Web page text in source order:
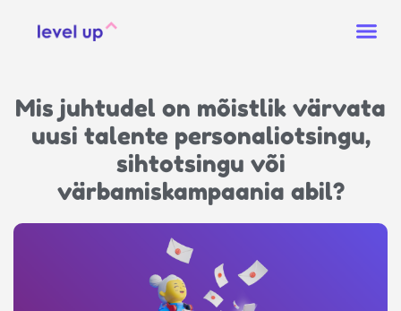
Mis juhtudel on mõistlik värvata
uusi talente personaliotsingu,
sihtotsingu või
värbamiskampaania abil?